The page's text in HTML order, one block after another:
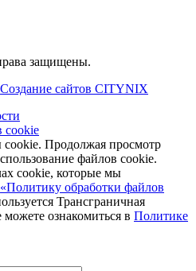
защищены.
Создание сайтов CITYNIX
cookie
cookie. Продолжая просмотр
файлов cookie.
cookie, которые мы
«Политику обработки файлов
Трансграничная
ознакомиться в Политике